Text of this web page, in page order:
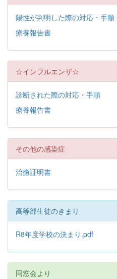
陽性が判明した際の対応・手順
療養報告書
☆インフルエンザ☆
診断された際の対応・手順
療養報告書
その他の感染症
治癒証明書
高等部生徒のきまり
R8年度学校の決まり.pdf
同窓会より